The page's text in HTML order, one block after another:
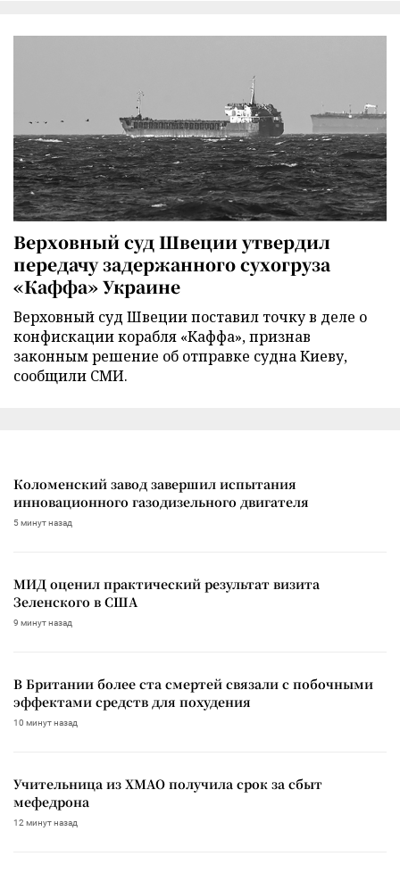
Верховный суд Швеции утвердил
передачу задержанного сухогруза
«Каффа» Украине
Верховный суд Швеции поставил точку в деле о
конфискации корабля «Каффа», признав
законным решение об отправке судна Киеву,
сообщили СМИ.
Коломенский завод завершил испытания
инновационного газодизельного двигателя
5 минут назад
МИД оценил практический результат визита
Зеленского в США
9 минут назад
В Британии более ста смертей связали с побочными
эффектами средств для похудения
10 минут назад
Учительница из ХМАО получила срок за сбыт
мефедрона
12 минут назад